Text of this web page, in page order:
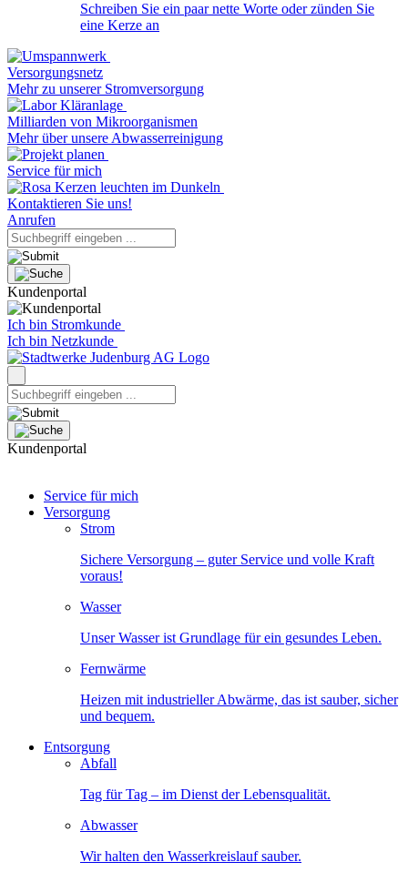
Schreiben Sie ein paar nette Worte oder zünden Sie
eine Kerze an
Versorgungsnetz
Mehr zu unserer Stromversorgung
Milliarden von Mikroorganismen
Mehr über unsere Abwasserreinigung
Service für mich
Kontaktieren Sie uns!
Anrufen
Kundenportal
Ich bin Stromkunde
Ich bin Netzkunde
Kundenportal
Service für mich
Versorgung
Strom
Sichere Versorgung – guter Service und volle Kraft
voraus!
Wasser
Unser Wasser ist Grundlage für ein gesundes Leben.
Fernwärme
Heizen mit industrieller Abwärme, das ist sauber, sicher
und bequem.
Entsorgung
Abfall
Tag für Tag – im Dienst der Lebensqualität.
Abwasser
Wir halten den Wasserkreislauf sauber.